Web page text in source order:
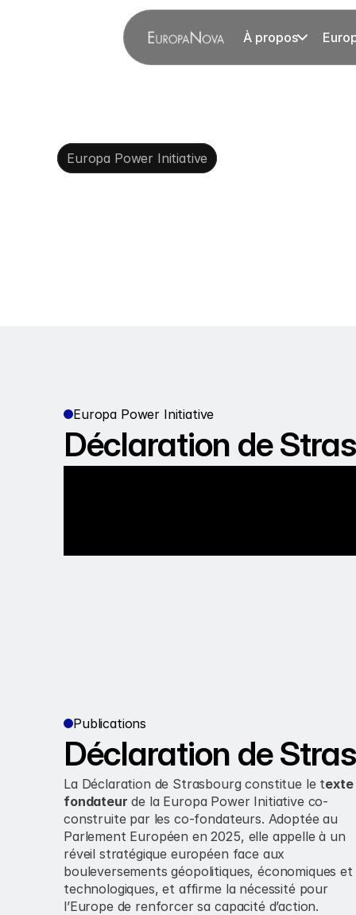
À propos
Europa Power Initiative
Europa Power Initiative
Déclaration de
Publications
Déclaration de
La Déclaration de Strasbourg constitue le texte
fondateur de la Europa Power Initiative co-
construite par les co-fondateurs. Adoptée au
Parlement Européen en 2025, elle appelle à un
réveil stratégique européen face aux
bouleversements géopolitiques, économiques et
technologiques, et affirme la nécessité pour
l’Europe de renforcer sa capacité d’action.